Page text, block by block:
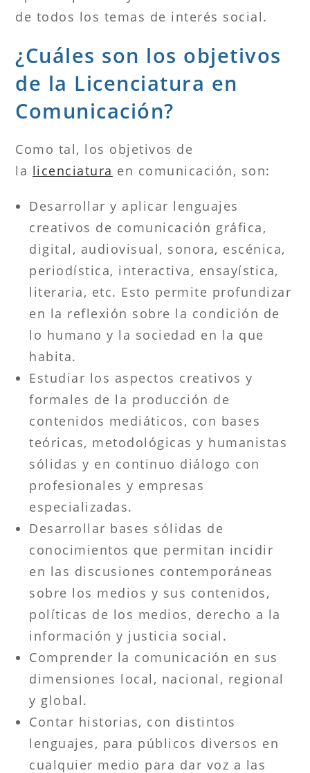
de todos los temas de interés social.
¿Cuáles son los objetivos
de la Licenciatura en
Comunicación?
Como tal, los objetivos de
la licenciatura en comunicación, son:
Desarrollar y aplicar lenguajes
creativos de comunicación gráfica,
digital, audiovisual, sonora, escénica,
periodística, interactiva, ensayística,
literaria, etc. Esto permite profundizar
en la reflexión sobre la condición de
lo humano y la sociedad en la que
habita.
Estudiar los aspectos creativos y
formales de la producción de
contenidos mediáticos, con bases
teóricas, metodológicas y humanistas
sólidas y en continuo diálogo con
profesionales y empresas
especializadas.
Desarrollar bases sólidas de
conocimientos que permitan incidir
en las discusiones contemporáneas
sobre los medios y sus contenidos,
políticas de los medios, derecho a la
información y justicia social.
Comprender la comunicación en sus
dimensiones local, nacional, regional
y global.
Contar historias, con distintos
lenguajes, para públicos diversos en
cualquier medio para dar voz a las